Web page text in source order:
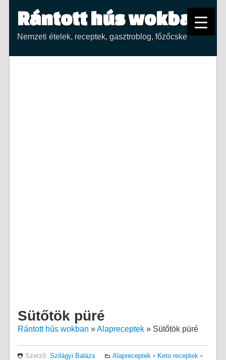
Rántott hús wokban
Nemzeti ételek, receptek, gasztroblog, főzőcske
Sütőtök püré
Rántott hús wokban »Alapreceptek» Sütőtök püré
Szerző: Szilágyi Balázs Alapreceptek• Keto receptek•